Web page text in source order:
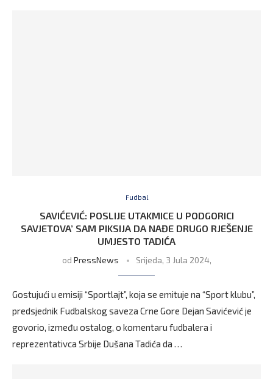
Fudbal
SAVIĆEVIĆ: POSLIJE UTAKMICE U PODGORICI
SAVJETOVA’ SAM PIKSIJA DA NAĐE DRUGO RJEŠENJE
UMJESTO TADIĆA
od PressNews Srijeda, 3 Jula 2024,
Gostujući u emisiji “Sportlajt”, koja se emituje na “Sport klubu”,
predsjednik Fudbalskog saveza Crne Gore Dejan Savićević je
govorio, između ostalog, o komentaru fudbalera i
reprezentativca Srbije Dušana Tadića da …